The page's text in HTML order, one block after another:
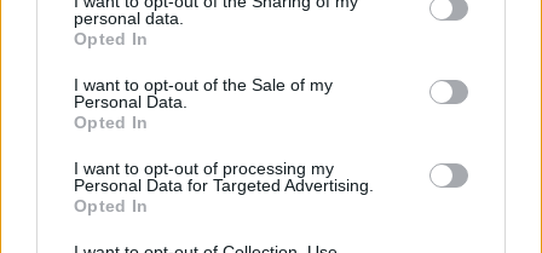
personal data.
Opted In
I want to opt-out of the Sale of my
Personal Data.
Opted In
I want to opt-out of processing my
Personal Data for Targeted Advertising.
Opted In
csomó pénzt buktam rajta," mindez persze a
belefektetett energiát, pénzt és reputációt nem
hozza vissza.
Mindezt akövetkező oldalonbizonyítjuk be.
A jelen írás nem minősül befektetési tanácsadásnak vagy
befektetési ajánlásnak. Részletes jogi információ